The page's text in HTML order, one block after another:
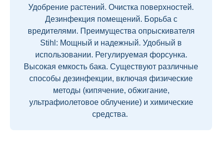
Удобрение растений. Очистка поверхностей.
Дезинфекция помещений. Борьба с
вредителями. Преимущества опрыскивателя
Stihl: Мощный и надежный. Удобный в
использовании. Регулируемая форсунка.
Высокая емкость бака. Существуют различные
способы дезинфекции, включая физические
методы (кипячение, обжигание,
ультрафиолетовое облучение) и химические
средства.